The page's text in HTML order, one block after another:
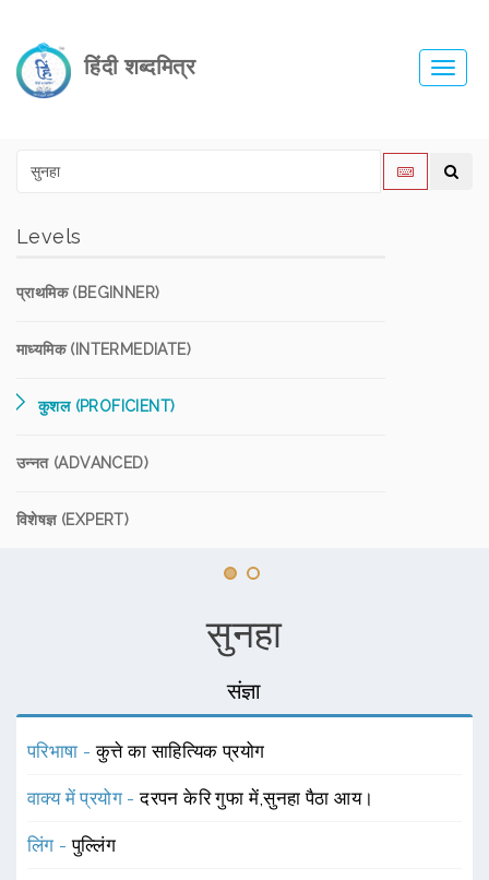
हिंदी शब्दमित्र
Levels
प्राथमिक (BEGINNER)
माध्यमिक (INTERMEDIATE)
कुशल (PROFICIENT)
उन्नत (ADVANCED)
विशेषज्ञ (EXPERT)
सुनहा
संज्ञा
परिभाषा -कुत्ते का साहित्यिक प्रयोग
वाक्य में प्रयोग -दरपन केरि गुफा में,सुनहा पैठा आय।
लिंग -पुल्लिंग